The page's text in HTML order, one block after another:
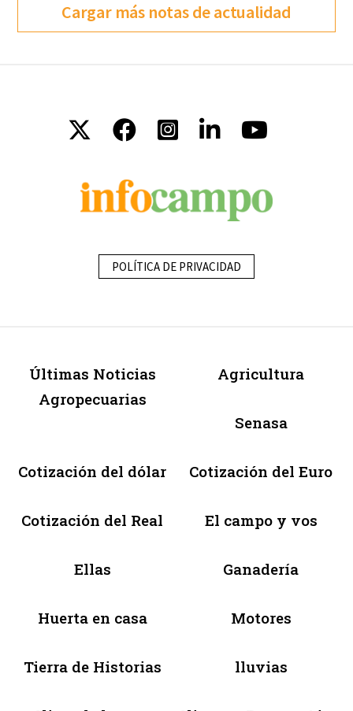
Cargar más notas de actualidad
POLÍTICA DE PRIVACIDAD
Últimas Noticias
Agropecuarias
Agricultura
Senasa
Cotización del dólar Cotización del Euro
Cotización del Real El campo y vos
Ellas Ganadería
Huerta en casa Motores
Tierra de Historias lluvias